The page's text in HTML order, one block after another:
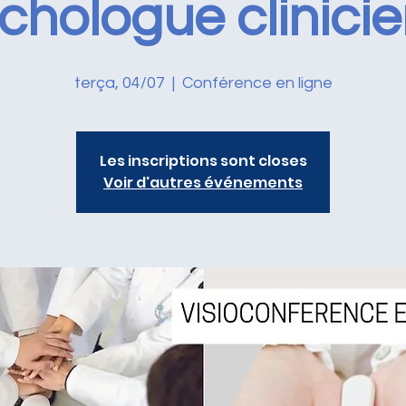
terça, 04/07
  |
Conférence en ligne
Les inscriptions sont closes
Voir d'autres événements